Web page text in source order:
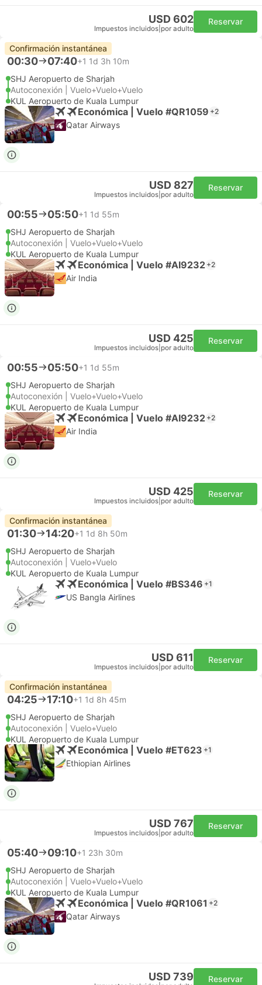
USD 602
Impuestos incluidos por adulto
Reservar
Confirmación instantánea
00:30 07:40+1 1d 3h 10m
SHJ Aeropuerto de Sharjah
Autoconexión | Vuelo+Vuelo+Vuelo
KUL Aeropuerto de Kuala Lumpur
Económica | Vuelo #QR1059 +2
Qatar Airways
USD 827
Impuestos incluidos por adulto
Reservar
00:55 05:50+1 1d 55m
SHJ Aeropuerto de Sharjah
Autoconexión | Vuelo+Vuelo+Vuelo
KUL Aeropuerto de Kuala Lumpur
Económica | Vuelo #AI9232 +2
Air India
USD 425
Impuestos incluidos por adulto
Reservar
00:55 05:50+1 1d 55m
SHJ Aeropuerto de Sharjah
Autoconexión | Vuelo+Vuelo+Vuelo
KUL Aeropuerto de Kuala Lumpur
Económica | Vuelo #AI9232 +2
Air India
USD 425
Impuestos incluidos por adulto
Reservar
Confirmación instantánea
01:30 14:20+1 1d 8h 50m
SHJ Aeropuerto de Sharjah
Autoconexión | Vuelo+Vuelo
KUL Aeropuerto de Kuala Lumpur
Económica | Vuelo #BS346 +1
US Bangla Airlines
USD 611
Impuestos incluidos por adulto
Reservar
Confirmación instantánea
04:25 17:10+1 1d 8h 45m
SHJ Aeropuerto de Sharjah
Autoconexión | Vuelo+Vuelo
KUL Aeropuerto de Kuala Lumpur
Económica | Vuelo #ET623 +1
Ethiopian Airlines
USD 767
Impuestos incluidos por adulto
Reservar
05:40 09:10+1 23h 30m
SHJ Aeropuerto de Sharjah
Autoconexión | Vuelo+Vuelo+Vuelo
KUL Aeropuerto de Kuala Lumpur
Económica | Vuelo #QR1061 +2
Qatar Airways
USD 739 Reservar